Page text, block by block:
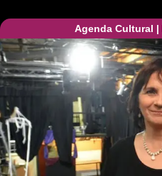
Agenda Cultural |